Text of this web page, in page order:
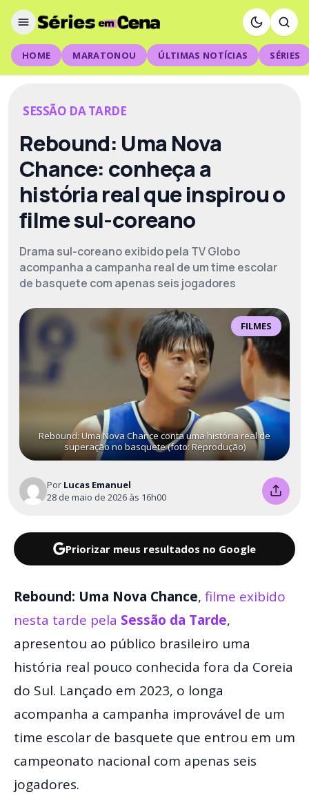
HOME MARATONOU ÚLTIMAS NOTÍCIAS SÉRIES
SESSÃO DA TARDE
Rebound: Uma Nova
Chance: conheça a
história real que inspirou o
filme sul-coreano
Drama sul-coreano exibido pela TV Globo
acompanha a campanha real de um time escolar
de basquete com apenas seis jogadores
FILMES
Rebound: Uma Nova Chance conta uma história real de
superação no basquete (foto: Reprodução)
Por Lucas Emanuel
28 de maio de 2026 às 16h00
Priorizar meus resultados no Google
Rebound: Uma Nova Chance, filme exibido
nesta tarde pela Sessão da Tarde,
apresentou ao público brasileiro uma
história real pouco conhecida fora da Coreia
do Sul. Lançado em 2023, o longa
acompanha a campanha improvável de um
time escolar de basquete que entrou em um
campeonato nacional com apenas seis
jogadores.